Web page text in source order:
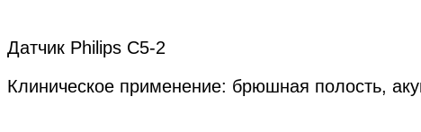
Датчик Philips C5-2
Клиническое применение: брюшная полость,